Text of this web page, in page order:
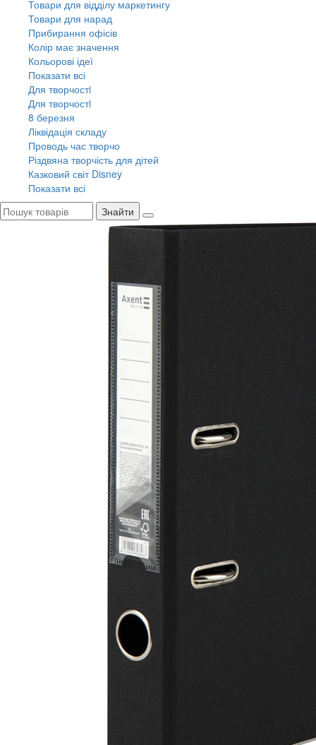
Товари для відділу маркетингу
Товари для нарад
Прибирання офісів
Колір має значення
Кольорові ідеї
Показати всі
Для творчостi
Для творчостi
8 березня
Ліквідація складу
Проводь час творчо
Різдвяна творчість для дітей
Казковий світ Disney
Показати всі
Знайти